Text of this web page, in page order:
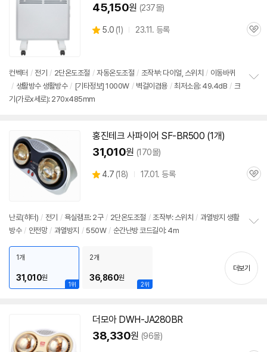
45,150원 (237몰)
별
5.0 (상
뷰
1) 23.11. 등록
관
컨벡터 / 전기 / 2단온도조절 / 자동온도조절 / 조작부: 다이얼, 스위치 / 이동바퀴
/ 생활방수 생활방수 / [기타정보] 1000W / 벽걸이겸용 / 최저소음: 49.4dB / 크
기(가로x세로): 270x485mm
홍진테크 사파이어 SF-BR500 (1개)
31,010원 (170몰)
별
4.7 (상
뷰
18) 17.01. 등록
관
난로(히터) / 전기 / 욕실램프: 2구 / 2단온도조절 / 조작부:스위치 / 과열방지 생활
방수 / 안전망 / 과열방지 / 550W / 순간난방 코드길이: 4m
치
기
1위
1개
31,010원
2위
2개
36,860원
더보기
더모아 DWH-JA280BR
38,330원 (96몰)